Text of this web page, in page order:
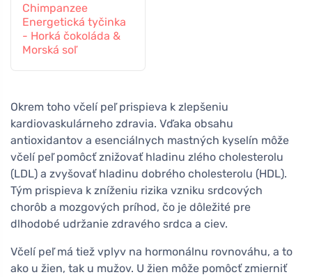
Chimpanzee
Energetická tyčinka
- Horká čokoláda &
Morská soľ
Okrem toho včelí peľ prispieva k zlepšeniu
kardiovaskulárneho zdravia. Vďaka obsahu
antioxidantov a esenciálnych mastných kyselín môže
včelí peľ pomôcť znižovať hladinu zlého cholesterolu
(LDL) a zvyšovať hladinu dobrého cholesterolu (HDL).
Tým prispieva k zníženiu rizika vzniku srdcových
chorôb a mozgových príhod, čo je dôležité pre
dlhodobé udržanie zdravého srdca a ciev.
Včelí peľ má tiež vplyv na hormonálnu rovnováhu, a to
ako u žien, tak u mužov. U žien môže pomôcť zmierniť